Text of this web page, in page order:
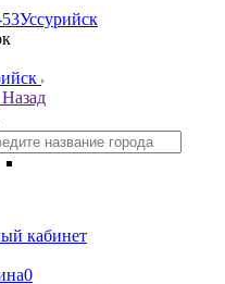
Уссурийск
Назад
кабинет
0